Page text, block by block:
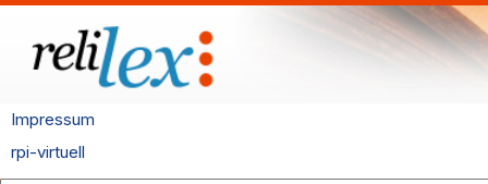
Impressum
rpi-virtuell